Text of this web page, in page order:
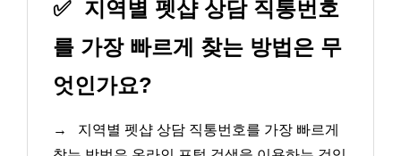
✅ 지역별 펫샵 상담 직통번호
를 가장 빠르게 찾는 방법은 무
엇인가요?
→
지역별 펫샵 상담 직통번호를 가장 빠르게